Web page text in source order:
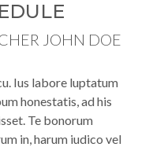
JOHN DOE
Ius labore luptatum
honestatis, ad his
Te bonorum
in, harum iudico vel